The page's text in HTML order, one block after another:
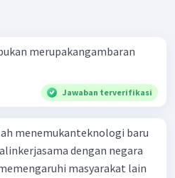
merupakangambaran
Jawaban terverifikasi
menemukanteknologi baru
dengan negara
masyarakat lain